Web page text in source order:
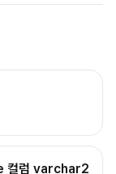
컬럼 varchar2